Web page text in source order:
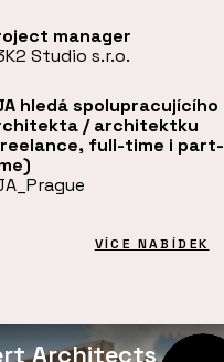
manager
Studio s.r.o.
hledá spolupracujícího
/ architektku
full-time i part-
VÍCE NABÍDEK
Architects